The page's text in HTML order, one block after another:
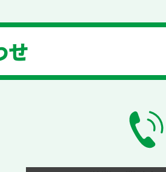
せ